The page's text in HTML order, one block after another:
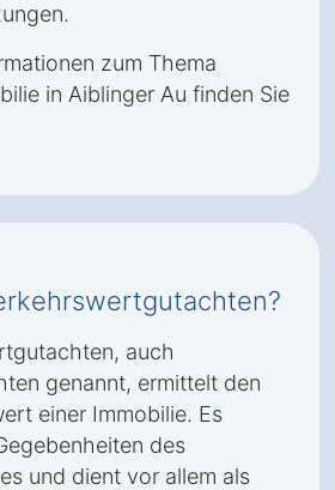
zum Thema
in Aiblinger Au finden Sie
auch
genannt, ermittelt den
einer Immobilie. Es
des
und dient vor allem als